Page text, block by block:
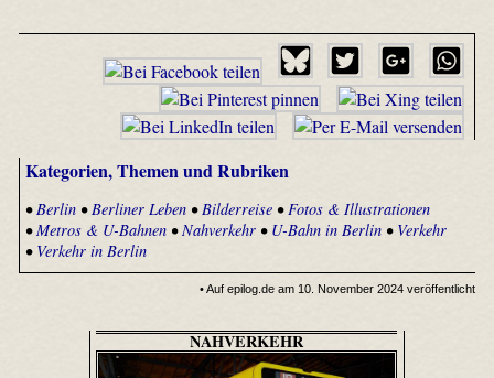
Kategorien, Themen und Rubriken
•Berlin•Berliner Leben•Bilderreise•Fotos & Illustrationen
•Metros & U-Bahnen•Nahverkehr• U-Bahn in Berlin• Verkehr
• Verkehr in Berlin
• Auf epilog.de am 10. November 2024 veröffentlicht
NAHVERKEHR